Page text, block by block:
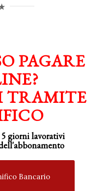
PAGARE
TRAMITE
giorni lavorativi
Bancario